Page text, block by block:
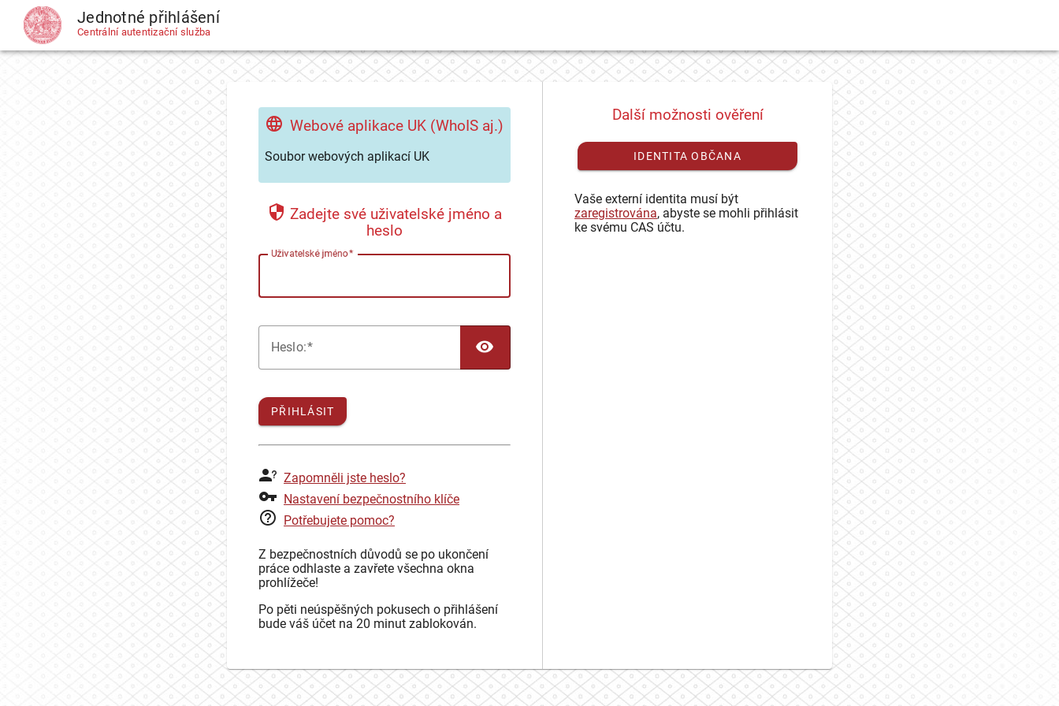
CAS Jednotné přihlášení
Centrální autentizační služba
Webové aplikace UK (WhoIS aj.)
Soubor webových aplikací UK
Zadejte své uživatelské jméno a
heslo
Uživatelské jméno
Heslo:
PŘIHLÁSIT
Zapomněli jste heslo?
Nastavení bezpečnostního klíče
Potřebujete pomoc?
Z bezpečnostních důvodů se po ukončení
práce odhlaste a zavřete všechna okna
prohlížeče!
Po pěti neúspěšných pokusech o přihlášení
bude váš účet na 20 minut zablokován.
Další možnosti ověření
IDENTITA OBČANA
Vaše externí identita musí být
zaregistrována, abyste se mohli přihlásit
ke svému CAS účtu.